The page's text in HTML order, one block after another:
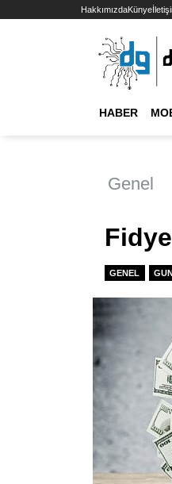
HakkımızdaKünye
HABER
Genel
GENEL